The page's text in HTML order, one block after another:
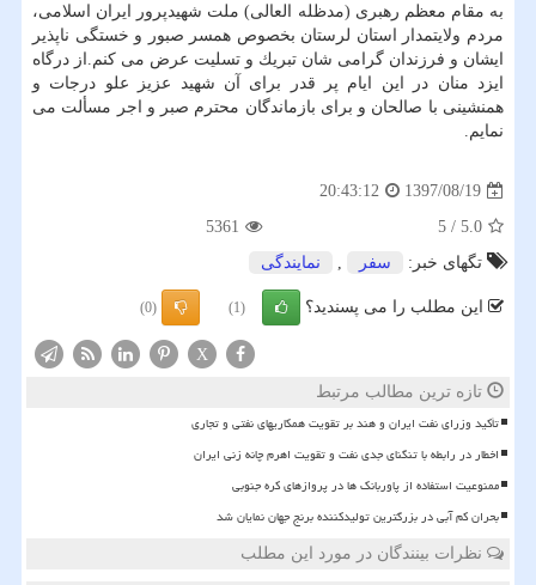
به مقام معظم رهبری (مدظله العالی) ملت شهیدپرور ایران اسلامی،
مردم ولایتمدار استان لرستان بخصوص همسر صبور و خستگی ناپذیر
ایشان و فرزندان گرامی شان تبریك و تسلیت عرض می كنم.از درگاه
ایزد منان در این ایام پر قدر برای آن شهید عزیز علو درجات و
همنشینی با صالحان و برای بازماندگان محترم صبر و اجر مسألت می
نمایم.
1397/08/19
20:43:12
5.0
/
5
5361
تگهای خبر:
سفر , نمایندگی
این مطلب را می پسندید؟ (1)
(0)
X
تازه ترین مطالب مرتبط
تأکید وزرای نفت ایران و هند بر تقویت همکاریهای نفتی و تجاری
اخطار در رابطه با تنگنای جدی نفت و تقویت اهرم چانه زنی ایران
ممنوعیت استفاده از پاوربانک ها در پروازهای کره جنوبی
بحران کم آبی در بزرگترین تولیدکننده برنج جهان نمایان شد
نظرات بینندگان در مورد این مطلب